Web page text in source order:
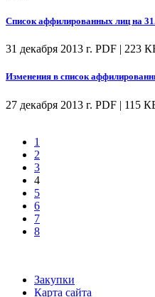
Список аффилированных лиц на
31 декабря 2013 г. PDF | 223
Изменения в список
27 декабря 2013 г. PDF | 115
1
2
3
4
5
6
7
8
Закупки
Карта сайта